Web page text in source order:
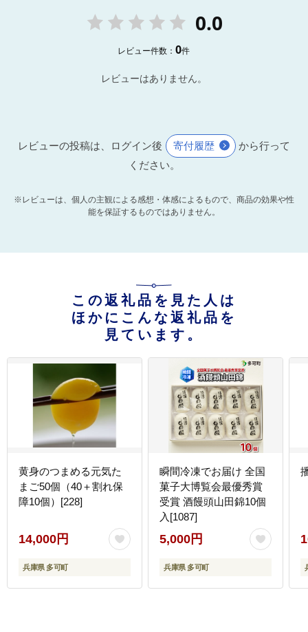
0.0
レビュー件数：0件
レビューはありません。
レビューの投稿は、ログイン後 寄付履歴
から行って
ください。
※レビューは、個人の主観による感想・体感によるもので、商品の効果や性
能を保証するものではありません。
この返礼品を見た人は
ほかにこんな返礼品を
見ています。
黄身のつまめる元気た
まご50個（40＋割れ保
障10個）[228]
14,000円
兵庫県 多可町
瞬間冷凍でお届け 全国
菓子大博覧会最優秀賞
受賞 酒饅頭山田錦10個
入[1087]
5,000円
兵庫県 多可町